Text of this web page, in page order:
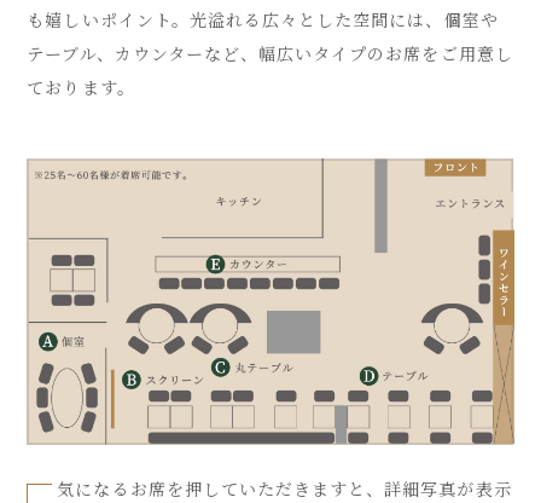
も嬉しいポイント。 光溢れる広々とした空間には、個室や
テーブル、カウンターなど、幅広いタイプのお席をご用意し
ております。
気になるお席を押していただきますと、詳細写真が表示